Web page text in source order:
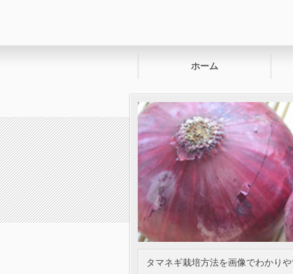
ホーム
タマネギ栽培方法を画像でわかり